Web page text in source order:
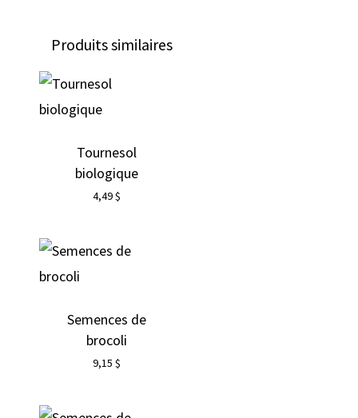
Produits similaires
Tournesol
biologique
4,49$
Semences de
brocoli
9,15 $